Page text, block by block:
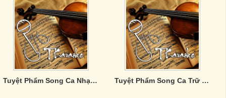
Tuyệt Phẩm Song Ca Nhạc Trữ Tình (Vol. 8) Tuyệt Phẩm Song Ca Trữ Tình (Vol. 5)